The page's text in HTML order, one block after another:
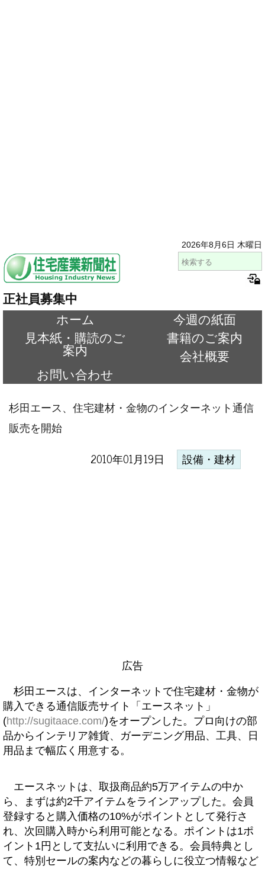
2026年8月6日 木曜日
正社員募集中
ホーム
今週の紙面
見本紙・購読のご
案内
書籍のご案内
会社概要
お問い合わせ
杉田エース、住宅建材・金物のインターネット通信
販売を開始
2010年01月19日 設備・建材
広告
杉田エースは、インターネットで住宅建材・金物が
購入できる通信販売サイト「エースネット」
(http://sugitaace.com/)をオープンした。プロ向けの部
品からインテリア雑貨、ガーデニング用品、工具、日
用品まで幅広く用意する。
エースネットは、取扱商品約5万アイテムの中か
ら、まずは約2千アイテムをラインアップした。会員
登録すると購入価格の10%がポイントとして発行さ
れ、次回購入時から利用可能となる。ポイントは1ポ
イント1円として支払いに利用できる。会員特典とし
て、特別セールの案内などの暮らしに役立つ情報など